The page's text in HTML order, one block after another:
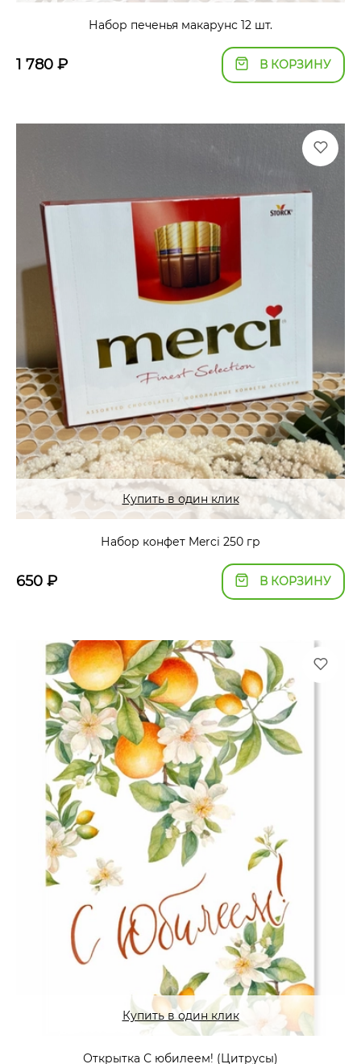
Набор печенья макарунс 12 шт.
1 780 ₽ В КОРЗИНУ
Купить в один клик
Набор конфет Merci 250 гр
650 ₽ В КОРЗИНУ
Купить в один клик
Открытка С юбилеем! (Цитрусы)